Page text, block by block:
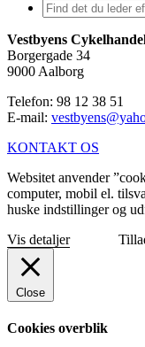
Vestbyens
Borgergade 34
9000 Aalborg
Telefon: 98 12 38 51
E-mail:
KONTAKT OS
Websitet anvender
computer, mobil el.
huske indstillinger og
Vis detaljer
Close
Cookies overblik